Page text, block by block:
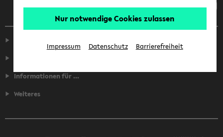
Informationen für ...
Weiteres
Nur notwendige Cookies zulassen
Impressum Datenschutz Barrierefreiheit